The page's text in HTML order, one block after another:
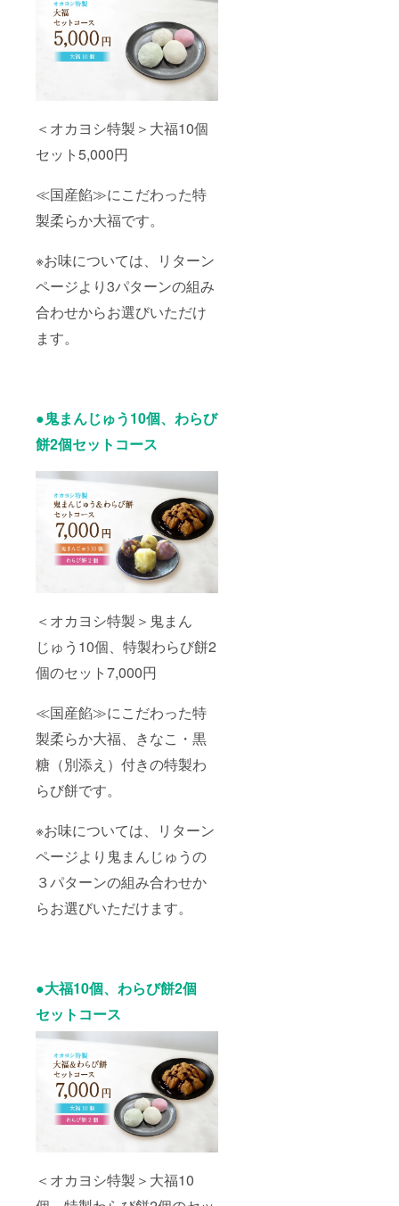
＜オカヨシ特製＞大福10個
セット5,000円
≪国産餡≫にこだわった特
製柔らか大福です。
※お味については、リターン
ページより3パターンの組み
合わせからお選びいただけ
ます。
●鬼まんじゅう10個、わらび
餅2個セットコース
＜オカヨシ特製＞鬼まん
じゅう10個、特製わらび餅2
個のセット7,000円
≪国産餡≫にこだわった特
製柔らか大福、きなこ・黒
糖（別添え）付きの特製わ
らび餅です。
※お味については、リターン
ページより鬼まんじゅうの
３パターンの組み合わせか
らお選びいただけます。
●大福10個、わらび餅2個
セットコース
＜オカヨシ特製＞大福10